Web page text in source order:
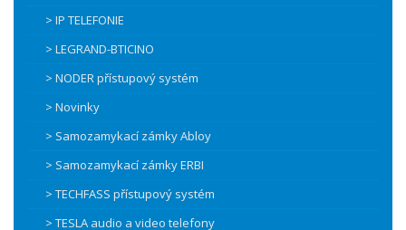
> IP TELEFONIE
> LEGRAND-BTICINO
> NODER přístupový systém
> Novinky
> Samozamykací zámky Abloy
> Samozamykací zámky ERBI
> TECHFASS přístupový systém
> TESLA audio a video telefony